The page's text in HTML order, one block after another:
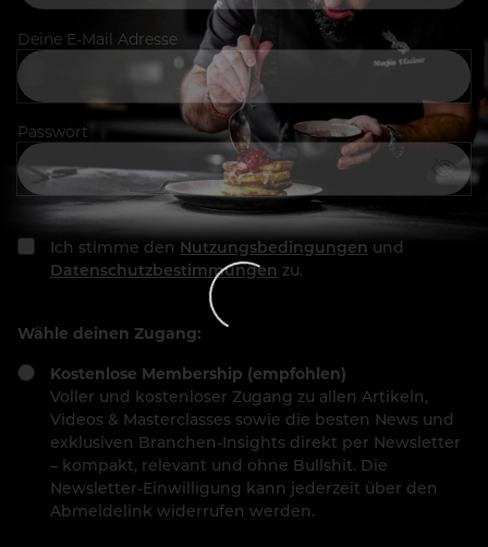
Deine E-Mail Adresse
Passwort
Ich stimme den Nutzungsbedingungen und
Datenschutzbestimmungen zu.
Wähle deinen Zugang:
Kostenlose Membership (empfohlen)
Voller und kostenloser Zugang zu allen Artikeln,
Videos & Masterclasses sowie die besten News und
exklusiven Branchen-Insights direkt per Newsletter
– kompakt, relevant und ohne Bullshit. Die
Newsletter-Einwilligung kann jederzeit über den
Abmeldelink widerrufen werden.